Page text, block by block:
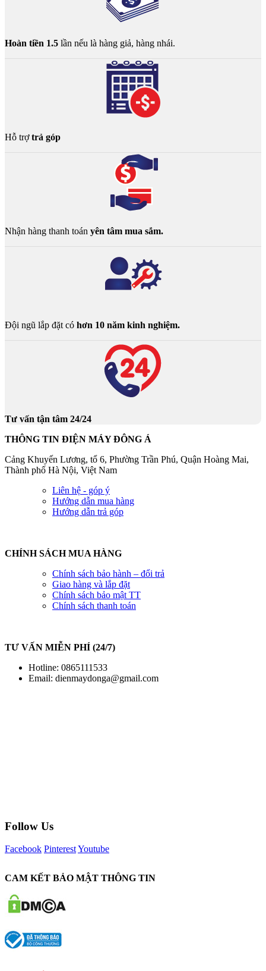
Hoàn tiền 1.5 lần nếu là hàng giả, hàng nhái.
Hỗ trợtrả góp
Nhận hàng thanh toán yên tâm mua sắm.
Đội ngũ lắp đặt có hơn 10 năm kinh nghiệm.
Tư vấn tận tâm 24/24
THÔNG TIN ĐIỆN MÁY ĐÔNG Á
Cảng Khuyến Lương, tổ 6, Phường Trần Phú, Quận Hoàng Mai,
Thành phố Hà Nội, Việt Nam
Liên hệ - góp ý
Hướng dẫn mua hàng
Hướng dẫn trả góp
CHÍNH SÁCH MUA HÀNG
Chính sách bảo hành – đổi trả
Giao hàng và lắp đặt
Chính sách bảo mật TT
Chính sách thanh toán
TƯ VẤN MIỄN PHÍ (24/7)
Hotline: 0865111533
Email: dienmaydonga@gmail.com
Follow Us
Facebook PinterestYoutube
CAM KẾT BẢO MẬT THÔNG TIN